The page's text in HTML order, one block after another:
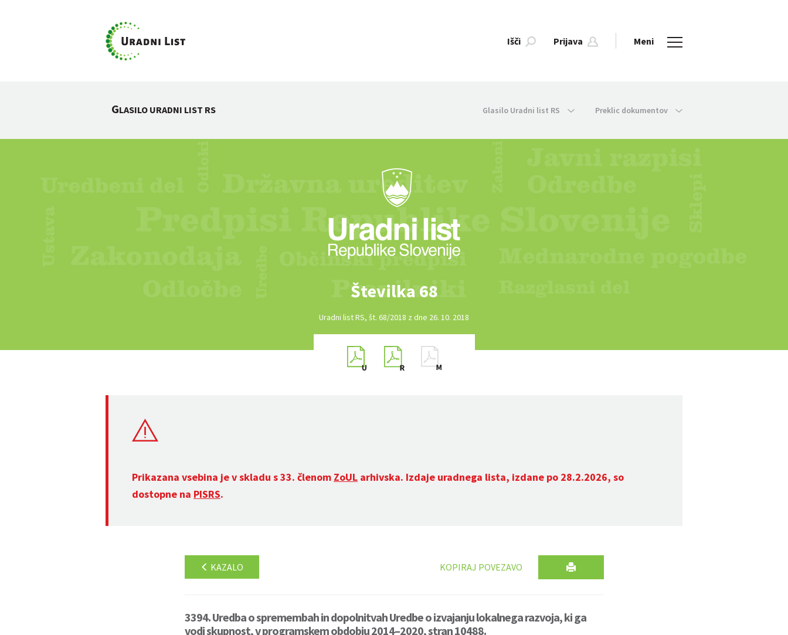
Išči Prijava Meni
GLASILO URADNI LIST RS Glasilo Uradni list RS Preklic dokumentov
Številka 68
Uradni list RS, št. 68/2018 z dne 26. 10. 2018
Prikazana vsebina je v skladu s 33. členom ZoUL arhivska. Izdaje uradnega lista, izdane po 28.2.2026, so
dostopne na PISRS.
KAZALO KOPIRAJ POVEZAVO
3394. Uredba o spremembah in dopolnitvah Uredbe o izvajanju lokalnega razvoja, ki ga
vodi skupnost, v programskem obdobju 2014–2020, stran 10488.